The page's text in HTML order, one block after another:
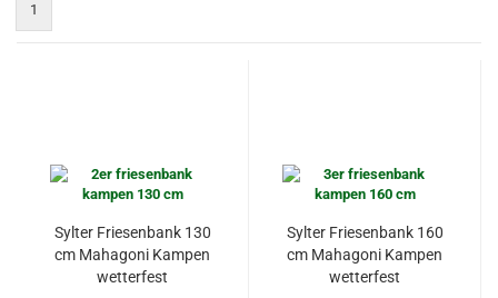
1
Sylter Friesenbank 130
cm Mahagoni Kampen
wetterfest
Sylter Friesenbank 160
cm Mahagoni Kampen
wetterfest